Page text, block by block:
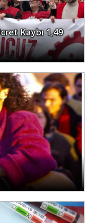
Kaybı 1,49